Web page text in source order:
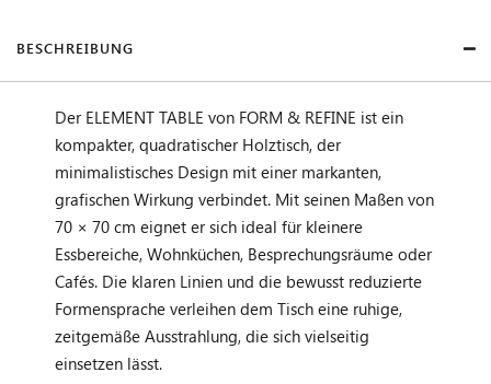
BESCHREIBUNG
Der ELEMENT TABLE von FORM & REFINE ist ein
kompakter, quadratischer Holztisch, der
minimalistisches Design mit einer markanten,
grafischen Wirkung verbindet. Mit seinen Maßen von
70 × 70 cm eignet er sich ideal für kleinere
Essbereiche, Wohnküchen, Besprechungsräume oder
Cafés. Die klaren Linien und die bewusst reduzierte
Formensprache verleihen dem Tisch eine ruhige,
zeitgemäße Ausstrahlung, die sich vielseitig
einsetzen lässt.